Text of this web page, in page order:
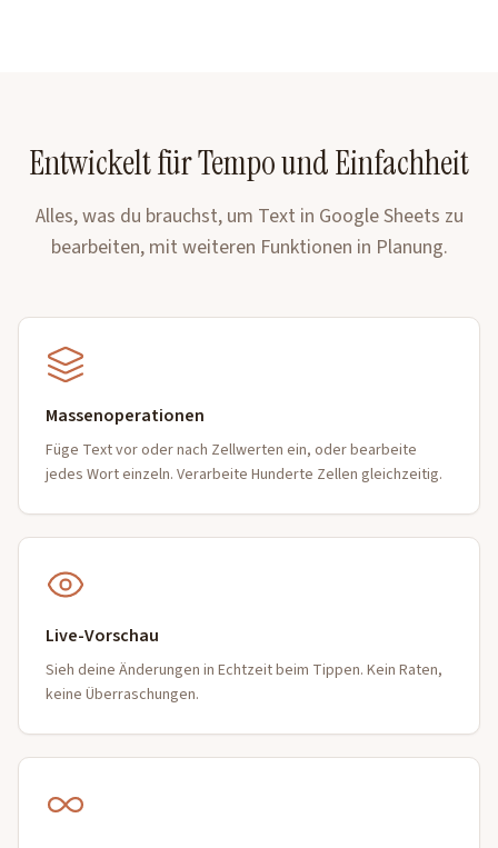
Entwickelt für Tempo und Einfachheit
Alles, was du brauchst, um Text in Google Sheets zu
bearbeiten, mit weiteren Funktionen in Planung.
Massenoperationen
Füge Text vor oder nach Zellwerten ein, oder bearbeite
jedes Wort einzeln. Verarbeite Hunderte Zellen gleichzeitig.
Live-Vorschau
Sieh deine Änderungen in Echtzeit beim Tippen. Kein Raten,
keine Überraschungen.